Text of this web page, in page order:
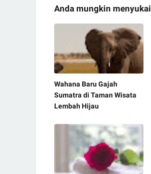
Anda mungkin
Wahana Baru Gajah
Sumatra di Taman Wisata
Lembah Hijau